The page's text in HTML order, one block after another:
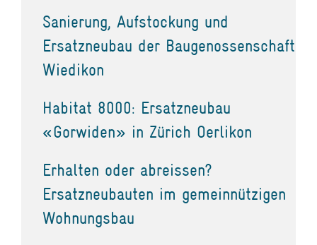
Sanierung, Aufstockung und
Ersatzneubau der Baugenossenschaft
Wiedikon
Habitat 8000: Ersatzneubau
«Gorwiden» in Zürich Oerlikon
Erhalten oder abreissen?
Ersatzneubauten im gemeinnützigen
Wohnungsbau